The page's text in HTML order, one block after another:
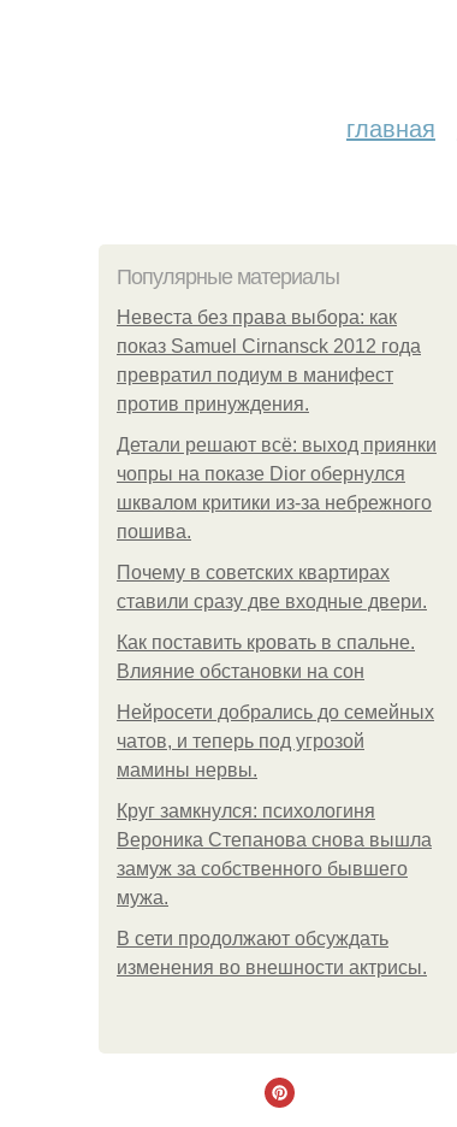
главная
Популярные материалы
Невеста без права выбора: как
показ Samuel Cirnansck 2012 года
превратил подиум в манифест
против принуждения.
Детали решают всё: выход приянки
чопры на показе Dior обернулся
шквалом критики из-за небрежного
пошива.
Почему в советских квартирах
ставили сразу две входные двери.
Как поставить кровать в спальне.
Влияние обстановки на сон
Нейросети добрались до семейных
чатов, и теперь под угрозой
мамины нервы.
Круг замкнулся: психологиня
Вероника Степанова снова вышла
замуж за собственного бывшего
мужа.
В сети продолжают обсуждать
изменения во внешности актрисы.